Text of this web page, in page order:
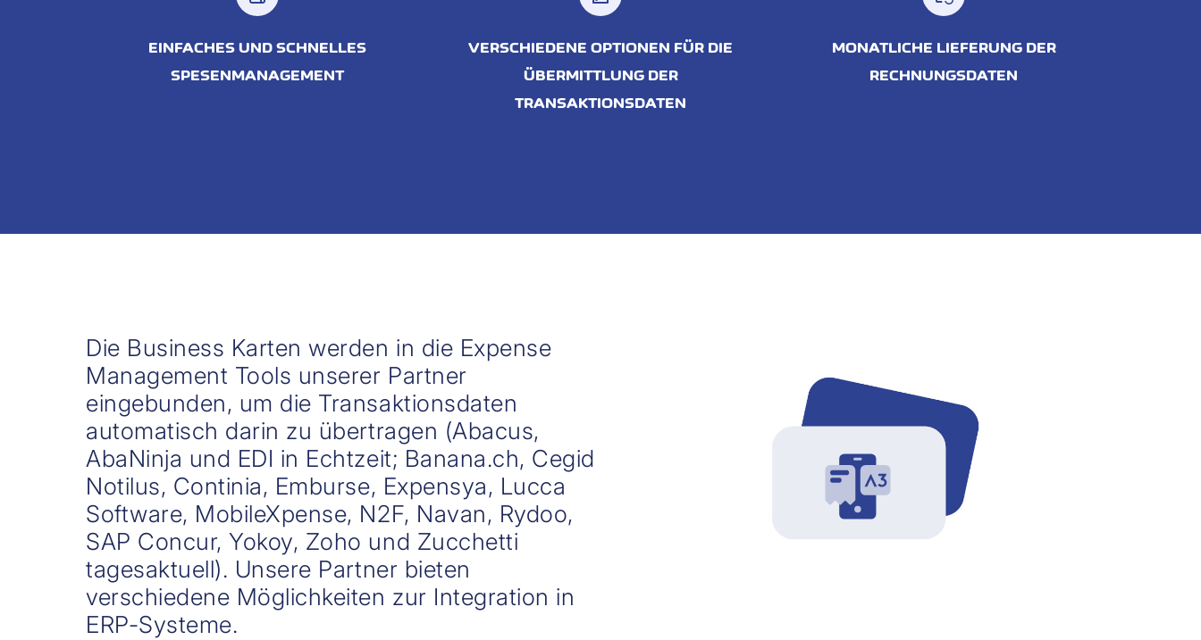
EINFACHES UND SCHNELLES
SPESENMANAGEMENT
VERSCHIEDENE OPTIONEN FÜR DIE
ÜBERMITTLUNG DER
TRANSAKTIONSDATEN
MONATLICHE LIEFERUNG DER
RECHNUNGSDATEN
Die Business Karten werden in die Expense
Management Tools unserer Partner
eingebunden, um die Transaktionsdaten
automatisch darin zu übertragen (Abacus,
AbaNinja und EDI in Echtzeit; Banana.ch, Cegid
Notilus, Continia, Emburse, Expensya, Lucca
Software, MobileXpense, N2F, Navan, Rydoo,
SAP Concur, Yokoy, Zoho und Zucchetti
tagesaktuell). Unsere Partner bieten
verschiedene Möglichkeiten zur Integration in
ERP-Systeme.